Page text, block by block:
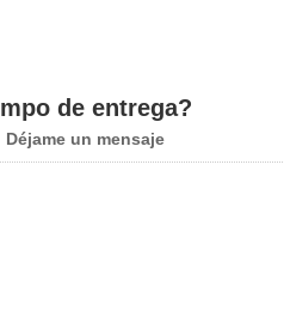
de entrega?
Déjame un mensaje